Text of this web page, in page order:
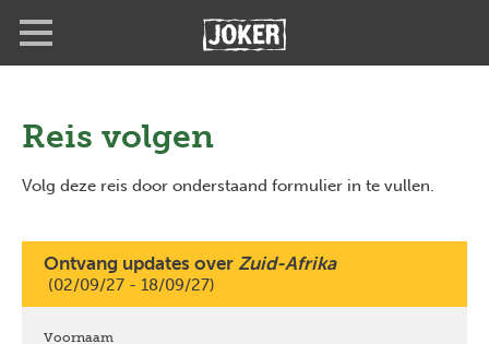
gaanReis volgen
Volg deze reis door onderstaand formulier in te vullen.
Ontvang updates over Zuid-Afrika
(02/09/27 - 18/09/27)
Voornaam